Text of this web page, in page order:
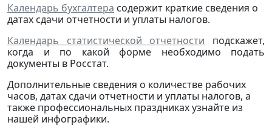
Календарь бухгалтера содержит краткие сведения о
датах сдачи отчетности и уплаты налогов.
Календарь статистической отчетности подскажет,
когда и по какой форме необходимо подать
документы в Росстат.
Дополнительные сведения о количестве рабочих
часов, датах сдачи отчетности и уплаты налогов, а
также профессиональных праздниках узнайте из
нашей инфографики.